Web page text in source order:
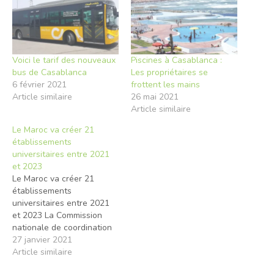
Voici le tarif des nouveaux
bus de Casablanca
6 février 2021
Article similaire
Piscines à Casablanca :
Les propriétaires se
frottent les mains
26 mai 2021
Article similaire
Le Maroc va créer 21
établissements
universitaires entre 2021
et 2023
Le Maroc va créer 21
établissements
universitaires entre 2021
et 2023 La Commission
nationale de coordination
de l’enseignement
supérieur a donné son aval
27 janvier 2021
Article similaire